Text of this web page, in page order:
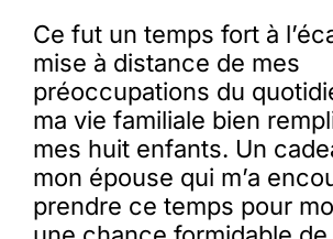
Ce fut un temps fort à
mise à distance de mes
préoccupations du
ma vie familiale bien
mes huit enfants. Un
mon épouse qui m’a
prendre ce temps pour